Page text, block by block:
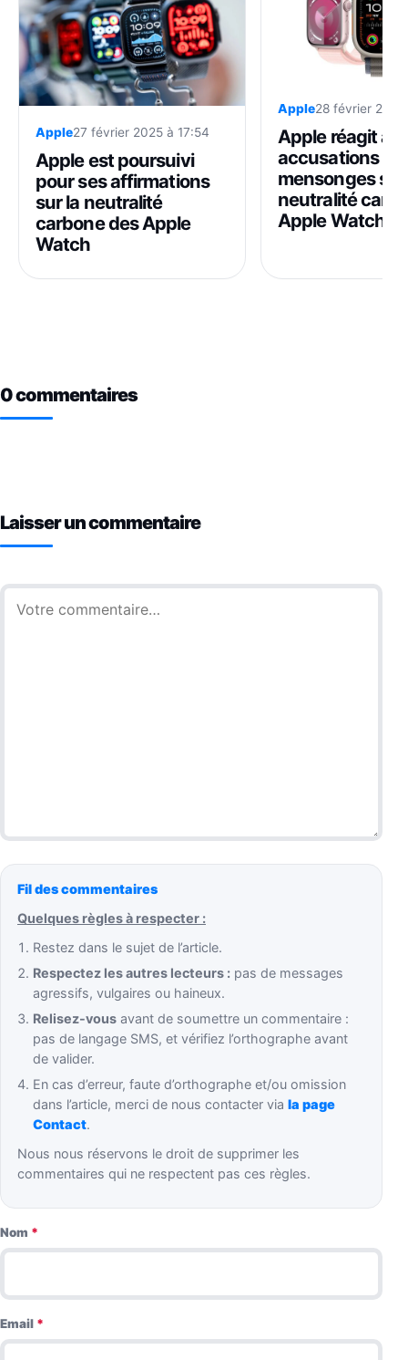
Apple27 février 2025 à 17:54
Apple est poursuivi
pour ses affirmations
sur la neutralité
carbone des Apple
Watch
Apple28 février 2025
Apple réagit
accusations de
mensonges sur
neutralité
Apple Watch
0 commentaires
Laisser un commentaire
Commentaire
Fil des commentaires
Quelques règles à respecter :
Restez dans le sujet de l’article.
Respectez les autres lecteurs : pas de messages
agressifs, vulgaires ou haineux.
Relisez-vous avant de soumettre un commentaire :
pas de langage SMS, et vérifiez l’orthographe avant
de valider.
En cas d’erreur, faute d’orthographe et/ou omission
dans l’article, merci de nous contacter viala page
Contact.
Nous nous réservons le droit de supprimer les
commentaires qui ne respectent pas ces règles.
Nom *
Email *